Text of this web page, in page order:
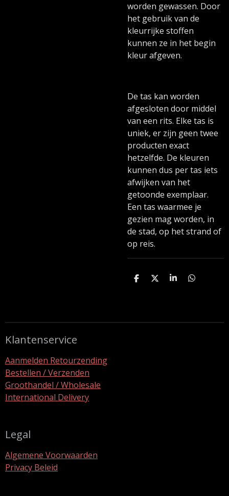
worden gewassen. Door
het gebruik van de
kleurrijke stoffen
kunnen ze in het begin
kleur afgeven.
De tas kan worden
afgesloten door middel
van een rits. Elke tas is
uniek, er zijn geen twee
producten exact
hetzelfde. De kleuren
kunnen dus per tas iets
afwijken van het
getoonde exemplaar.
Een tas waarmee je
gezien mag worden, in
de stad, op het strand of
op reis.
D
D
S
D
Klantenservice
Aanmelden Retourzending
Bestellen / Verzenden
Groothandel / Wholesale
International Delivery
Legal
Algemene Voorwaarden
Privacy Beleid